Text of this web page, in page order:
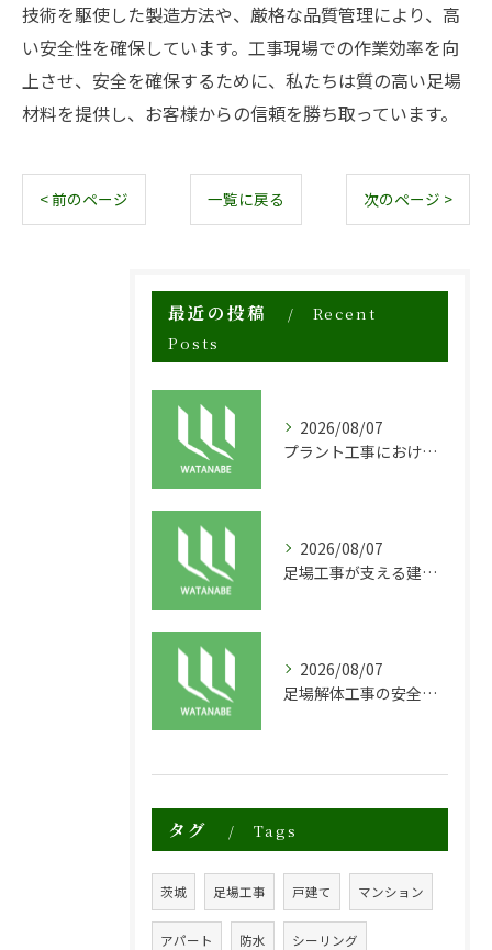
技術を駆使した製造方法や、厳格な品質管理により、高
い安全性を確保しています。工事現場での作業効率を向
上させ、安全を確保するために、私たちは質の高い足場
材料を提供し、お客様からの信頼を勝ち取っています。
< 前のページ 一覧に戻る 次のページ >
最近の投稿
Recent
Posts
2026/08/07
プラント工事における足場工事の安全対策と施工の重要性
2026/08/07
足場工事が支える建物の長寿命化と外装塗装の重要性
2026/08/07
足場解体工事の安全性と効率化のポイント
タグ Tags
茨城 足場工事 戸建て マンション
アパート 防水 シーリング